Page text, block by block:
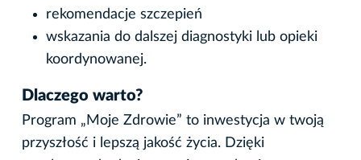
rekomendacje szczepień
wskazania do dalszej diagnostyki lub opieki
koordynowanej.
Dlaczego warto?
Program „Moje Zdrowie” to inwestycja w twoją
przyszłość i lepszą jakość życia. Dzięki